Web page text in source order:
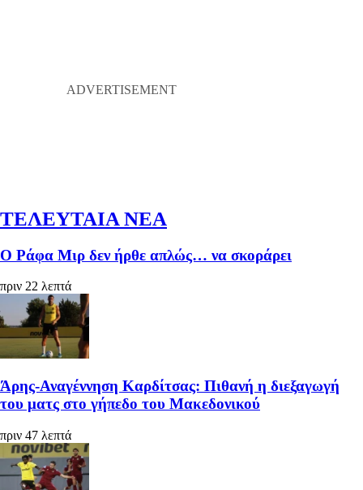
ΤΕΛΕΥΤΑΙΑ ΝΕΑ
Ο Ράφα Μιρ δεν ήρθε απλώς… να σκοράρει
πριν 22 λεπτά
Άρης-Αναγέννηση Καρδίτσας: Πιθανή η διεξαγωγή
του ματς στο γήπεδο του Μακεδονικού
πριν 47 λεπτά